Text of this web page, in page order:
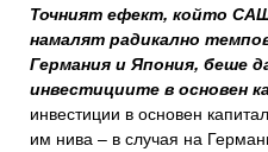
Точният ефект, който
намалят радикално
Германия и Япония, беше
инвестициите в основен
инвестиции в основен
им нива – в случая на